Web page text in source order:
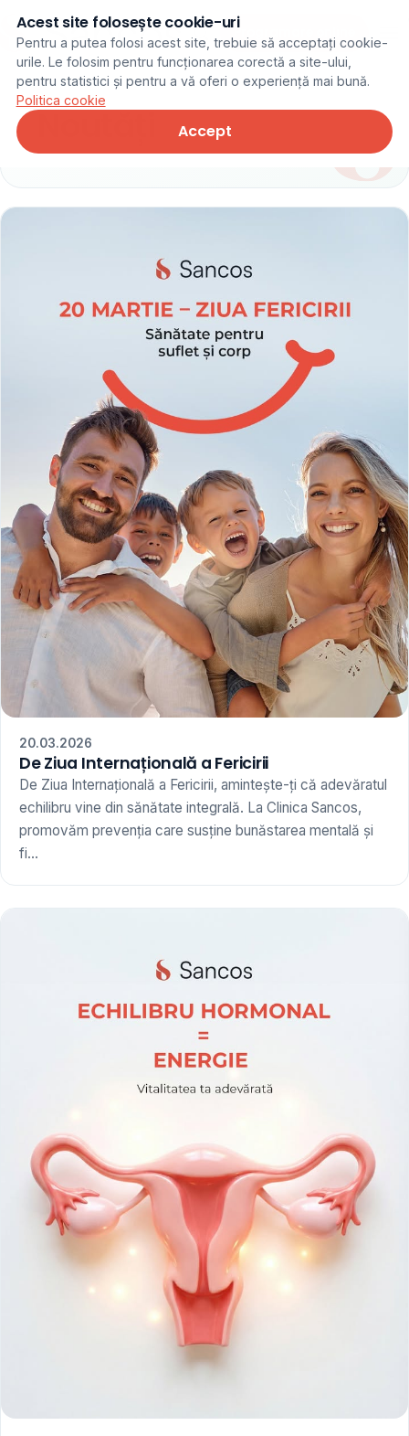
Programare online
20.03.2026
De Ziua Internațională a Fericirii
De Ziua Internațională a Fericirii, amintește-ți că adevăratul
echilibru vine din sănătate integrală. La Clinica Sancos,
promovăm prevenția care susține bunăstarea mentală și
fi...
Acest site folosește cookie-uri
Pentru a putea folosi acest site, trebuie să acceptați cookie-
urile. Le folosim pentru funcționarea corectă a site-ului,
pentru statistici și pentru a vă oferi o experiență mai bună.
Politica cookie
Accept